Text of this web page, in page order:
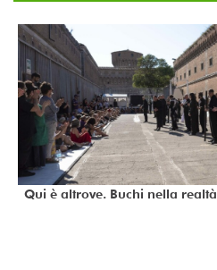
Qui è altrove. Buchi nella realtà